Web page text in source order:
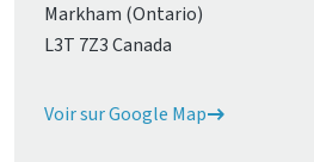
Markham (Ontario)
L3T 7Z3 Canada
Voir sur Google Map